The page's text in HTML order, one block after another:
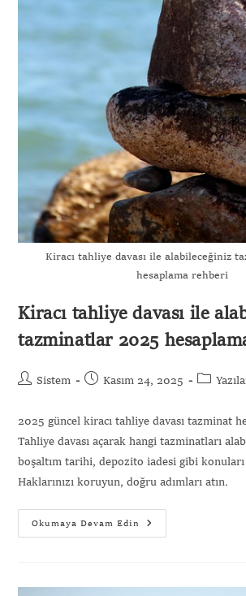
Kiracı tahliye davası ile alabileceğiniz
hesaplama rehberi
Kiracı tahliye davası ile
tazminatlar 2025
Sistem Kasım 24, 2025
2025 güncel kiracı tahliye davası tazminat
Tahliye davası açarak hangi tazminatları
boşaltım tarihi, depozito iadesi gibi konuları
Haklarınızı koruyun, doğru adımları atın.
Okumaya Devam Edin